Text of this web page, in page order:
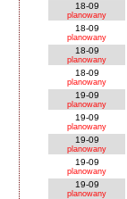
18-09
planowany
18-09
planowany
18-09
planowany
18-09
planowany
19-09
planowany
19-09
planowany
19-09
planowany
19-09
planowany
19-09
planowany